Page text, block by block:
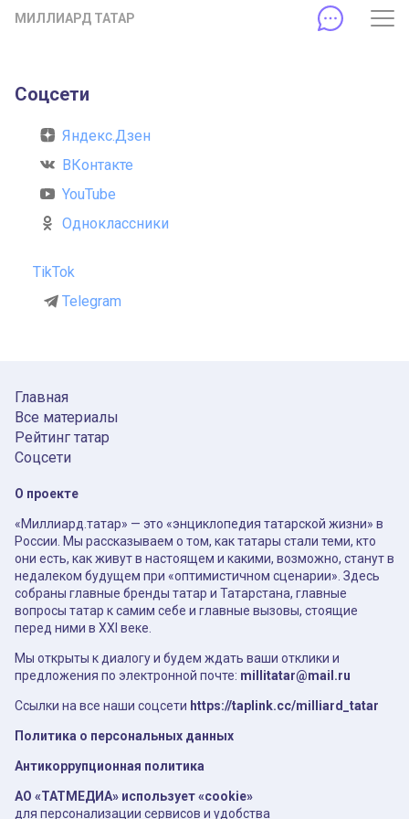
МИЛЛИАРД ТАТАР
Соцсети
Яндекс.Дзен
ВКонтакте
YouTube
Одноклассники
TikTok
Telegram
Главная
Все материалы
Рейтинг татар
Соцсети
О проекте
«Миллиард.татар» — это «энциклопедия татарской жизни» в
России. Мы рассказываем о том, как татары стали теми, кто
они есть, как живут в настоящем и какими, возможно, станут в
недалеком будущем при «оптимистичном сценарии». Здесь
собраны главные бренды татар и Татарстана, главные
вопросы татар к самим себе и главные вызовы, стоящие
перед ними в XXI веке.
Мы открыты к диалогу и будем ждать ваши отклики и
предложения по электронной почте: millitatar@mail.ru
Ссылки на все наши соцсети https://taplink.cc/milliard_tatar
Политика о персональных данных
Антикоррупционная политика
АО «ТАТМЕДИА» использует «cookie»
для персонализации сервисов и удобства